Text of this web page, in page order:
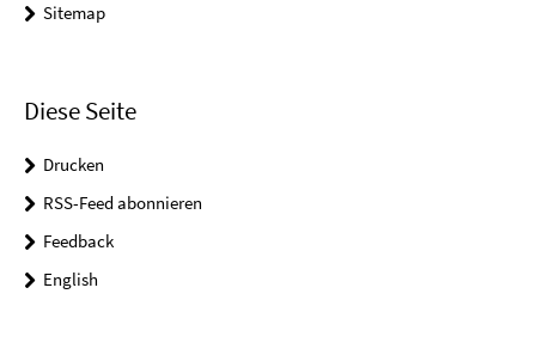
Sitemap
Diese Seite
Drucken
RSS-Feed abonnieren
Feedback
English